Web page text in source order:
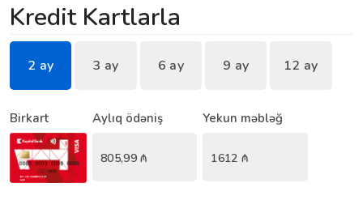
Kredit Kartlarla
2 ay 3 ay 6 ay 9 ay 12 ay
Birkart Aylıq ödəniş
805,99₼
Yekun məbləğ
1612 ₼